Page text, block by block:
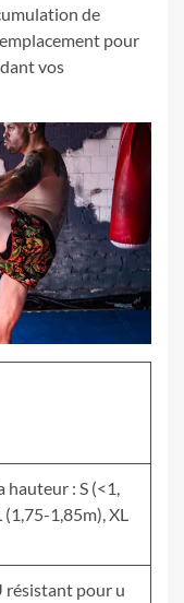
de
pour
vos
: S (<1,
(1,75-1,85m), XL
résistant pour u